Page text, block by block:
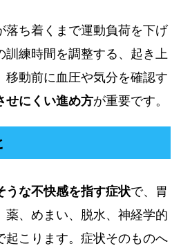
落ち着くまで運動負荷を下げ
訓練時間を調整する、起き上
移動前に血圧や気分を確認す
せにくい進め方が重要です。
うな不快感を指す症状で、胃
薬、めまい、脱水、神経学的
起こります。症状そのものへ